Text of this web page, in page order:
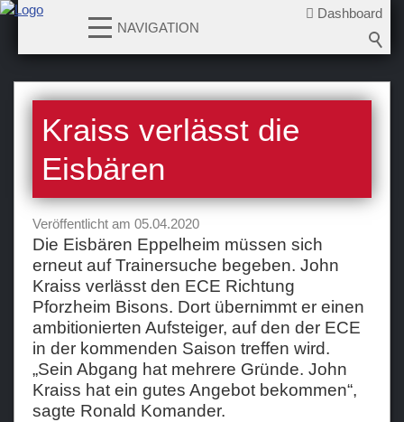
Dashboard
NAVIGATION
News
2026-2027
2025-2026
2024-2025
2022-2023
2021-2022
2020-2021
2019-2020
2018-2019
2017-2018
Kraiss verlässt die
Eisbären
Veröffentlicht am 05.04.2020
Die Eisbären Eppelheim müssen sich
erneut auf Trainersuche begeben. John
Kraiss verlässt den ECE Richtung
Pforzheim Bisons. Dort übernimmt er einen
ambitionierten Aufsteiger, auf den der ECE
in der kommenden Saison treffen wird.
„Sein Abgang hat mehrere Gründe. John
Kraiss hat ein gutes Angebot bekommen“,
sagte Ronald Komander.